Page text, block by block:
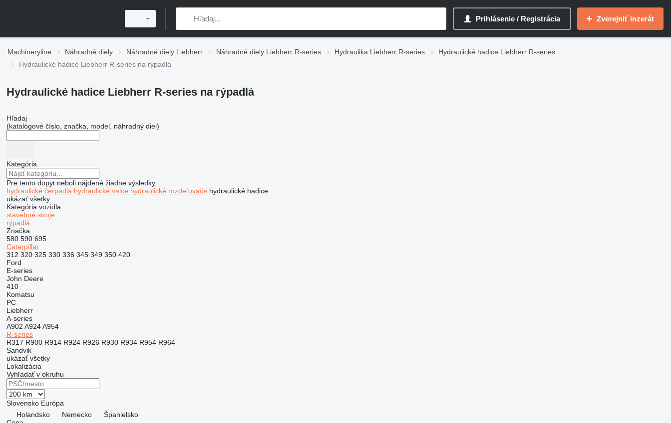
Prihlásenie / Registrácia Zverejniť inzerát
Machineryline Náhradné diely Náhradné diely Liebherr Náhradné diely Liebherr R-series Hydraulika Liebherr R-series
Hydraulické hadice Liebherr R-series
Hydraulické hadice Liebherr R-series na rýpadlá
Hydraulické hadice Liebherr R-series na rýpadlá
Hľadaj
(katalógové číslo, značka, model, náhradný diel)
Kategória
Pre tento dopyt neboli nájdené žiadne výsledky.
hydraulické čerpadlá hydraulické valce hydraulické rozdeľovače hydraulické hadice
ukázať všetky
Kategória vozidla
stavebné stroje
rýpadlá
Značka
580 590 695
Caterpillar
312 320 325 330 336 345 349 350 420
Ford
E-series
John Deere
410
Komatsu
PC
Liebherr
A-series
A902 A924 A954
R-series
R317 R900 R914 R924 R926 R930 R934 R954 R964
Sandvik
ukázať všetky
Lokalizácia
Vyhľadať v okruhu
Slovensko Európa
Holandsko
Nemecko
Španielsko